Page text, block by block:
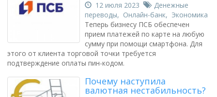
12 июля 2023
Денежные
переводы, Онлайн-банк, Экономика
Теперь бизнесу ПСБ обеспечен
прием платежей по карте на любую
сумму при помощи смартфона. Для
этого от клиента торговой точки требуется
подтверждение оплаты пин-кодом.
Почему наступила
валютная нестабильность?